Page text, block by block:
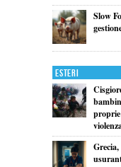
Slow
Esteri
proprie